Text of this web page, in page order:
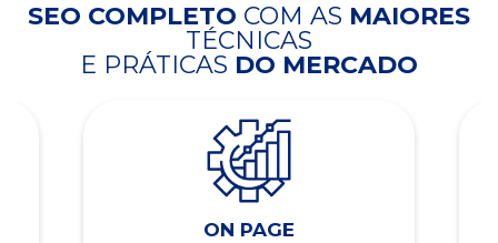
SEO COMPLETO COM AS MAIORES
TÉCNICAS
E PRÁTICAS DO MERCADO
ON PAGE